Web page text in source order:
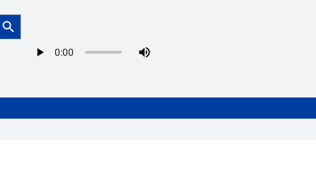
de búsqueda